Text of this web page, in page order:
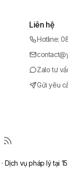
Liên hệ
Hotline:
Zalo tư
Gửi yêu
· Dịch vụ pháp lý tại